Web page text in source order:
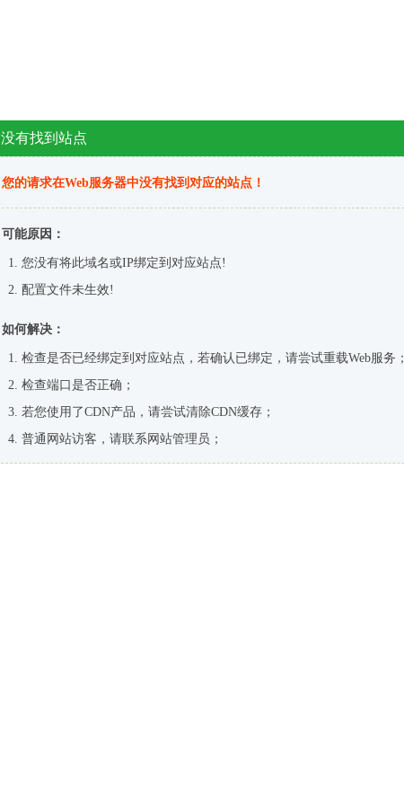
没有找到站点
您的请求在Web服务器中没有找到对应的站点！
可能原因：
您没有将此域名或IP绑定到对应站点!
配置文件未生效!
如何解决：
检查是否已经绑定到对应站点，若确认已绑定，请尝试重载Web服务；
检查端口是否正确；
若您使用了CDN产品，请尝试清除CDN缓存；
普通网站访客，请联系网站管理员；